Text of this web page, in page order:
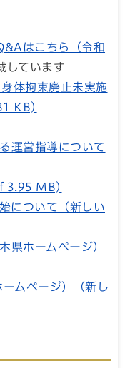
はこちら（令和
しています
体拘束廃止未実施
KB)
運営指導について
3.95 MB)
について（新しい
県ホームページ）
ムページ）（新し